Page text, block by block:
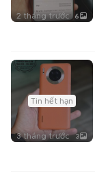
2 tháng trước 6
Tin hết hạn
3 tháng trước 3